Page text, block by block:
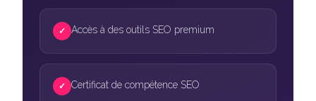
✓ Accès à des outils SEO premium
✓ Certificat de compétence SEO